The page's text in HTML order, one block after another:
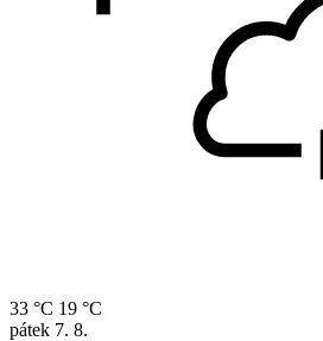
33 °C 19 °C
pátek 7. 8.